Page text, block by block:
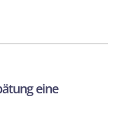
eine